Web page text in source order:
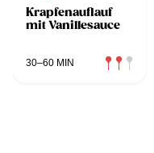
Krapfenauflauf
mit Vanillesauce
30–60 MIN